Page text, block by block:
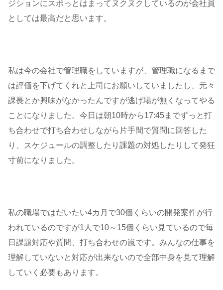
ジションにスポっとはまってヌクヌクしているのが会社員
としては最高だと思います。
私は今の会社で管理職をしていますが、管理職になるまで
は評価を下げてくれと上司にお願いしていましたし、元々
課長とか興味がなかったんですが逃げ場が無くなってやる
ことになりました。今日は朝10時から17:45までずっと打
ち合わせで打ち合わせしながら片手間で質問に回答した
り、スケジュールの調整したり課題の対処したりして発狂
寸前になりました。
私の職場ではだいたい4カ月で30個くらいの開発案件が行
われているのですが1人で10～15個くらい見ているので毎
日課題対応や質問、打ち合わせの嵐です。みんなの仕事を
理解していないと対応が出来ないので全部中身を見て理解
していく必要もあります。